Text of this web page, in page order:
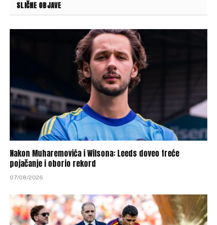
SLIČNE OBJAVE
Nakon Muharemovića i Wilsona: Leeds doveo treće
pojačanje i oborio rekord
07/08/2026